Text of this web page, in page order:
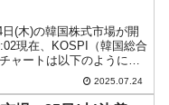
(木)の韓国株式市場が開
現在、KOSPI（韓国総合
ャートは以下のようにな
』より引用）。ギャップ
2025.07.24